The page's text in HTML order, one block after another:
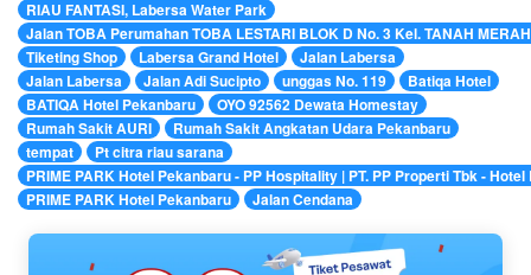
RIAU FANTASI, Labersa Water Park
Jalan TOBA Perumahan TOBA LESTARI BLOK D No. 3 Kel. TANAH
Tiketing Shop
Labersa Grand Hotel
Jalan Labersa
Jalan Labersa
Jalan Adi Sucipto unggas No. 119
Batiqa Hotel
BATIQA Hotel Pekanbaru
OYO 92562 Dewata Homestay
Rumah Sakit AURI
Rumah Sakit Angkatan Udara Pekanbaru
tempat
Pt citra riau sarana
PRIME PARK Hotel Pekanbaru - PP Hospitality | PT. PP Properti Tbk - Hotel
PRIME PARK Hotel Pekanbaru
Jalan Cendana